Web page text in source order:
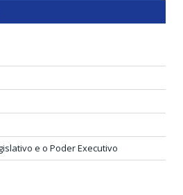
e o Poder Executivo